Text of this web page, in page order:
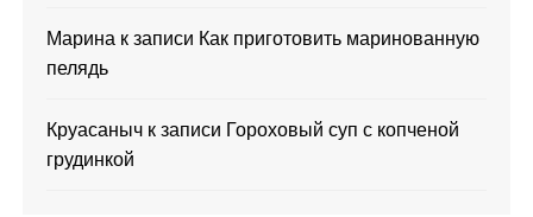
Марина к записи Как приготовить маринованную
пелядь
Круасаныч к записи Гороховый суп с копченой
грудинкой